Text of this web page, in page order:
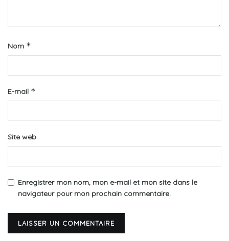
Nom *
E-mail *
Site web
Enregistrer mon nom, mon e-mail et mon site dans le
navigateur pour mon prochain commentaire.